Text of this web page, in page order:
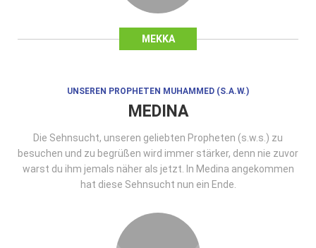
MEKKA
UNSEREN PROPHETEN MUHAMMED (S.A.W.)
MEDINA
Die Sehnsucht, unseren geliebten Propheten (s.w.s.) zu
besuchen und zu begrüßen wird immer stärker, denn nie zuvor
warst du ihm jemals näher als jetzt. In Medina angekommen
hat diese Sehnsucht nun ein Ende.